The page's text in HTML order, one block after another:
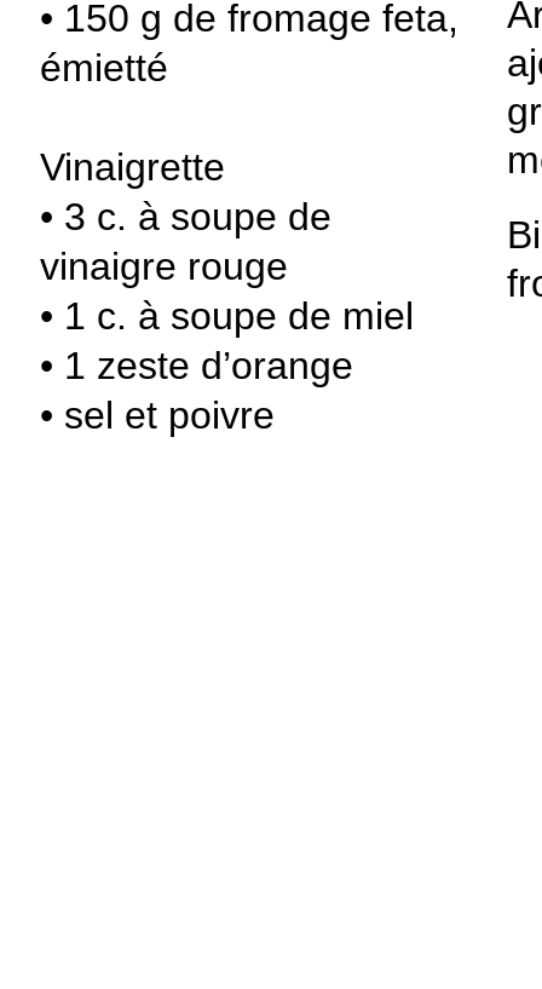
• 150 g de fromage feta,
émietté
Vinaigrette
• 3 c. à soupe de
vinaigre rouge
• 1 c. à soupe de miel
• 1 zeste d’orange
• sel et poivre